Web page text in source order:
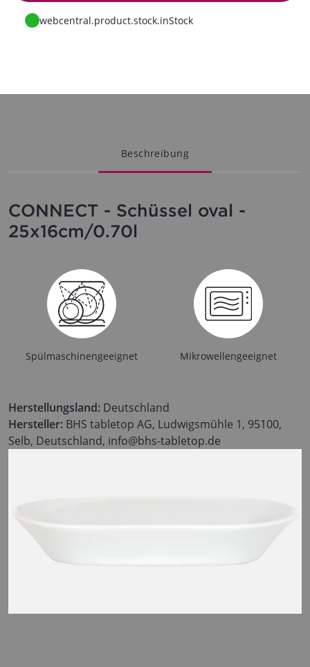
Zur Anfrage
webcentral.product.stock.inStock
Beschreibung
CONNECT - Schüssel oval -
25x16cm/0.70l
Spülmaschinengeeignet Mikrowellengeeignet
Herstellungsland: Deutschland
Hersteller: BHS tabletop AG, Ludwigsmühle 1, 95100,
Selb, Deutschland, info@bhs-tabletop.de